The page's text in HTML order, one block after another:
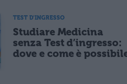
TEST D'INGRESSO
Studiare Medicina
senza Test d’ingresso:
dove e come è